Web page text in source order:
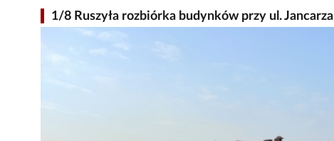
1/8 Ruszyła rozbiórka budynków przy ul. Jancarza